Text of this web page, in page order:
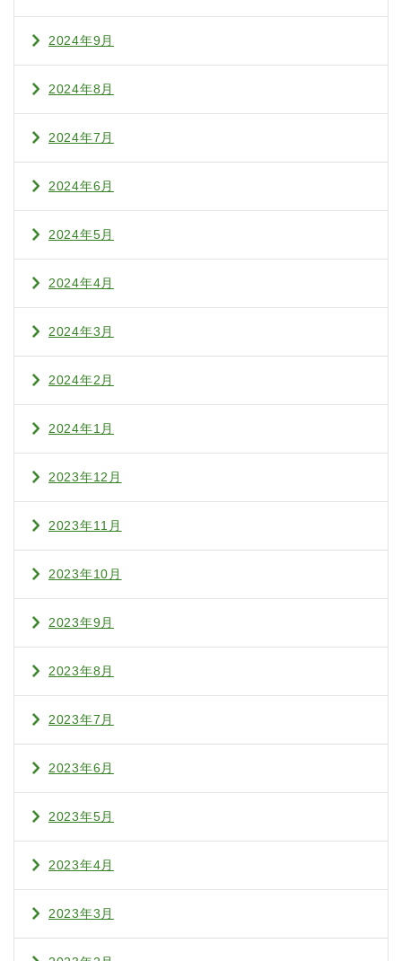
2024年9月
2024年8月
2024年7月
2024年6月
2024年5月
2024年4月
2024年3月
2024年2月
2024年1月
2023年12月
2023年11月
2023年10月
2023年9月
2023年8月
2023年7月
2023年6月
2023年5月
2023年4月
2023年3月